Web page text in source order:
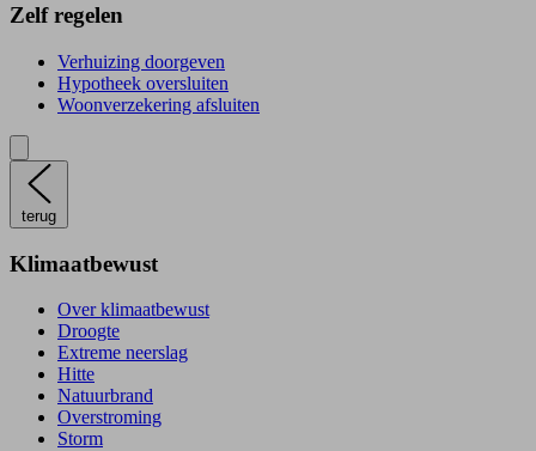
Zelf regelen
Verhuizing doorgeven
Hypotheek oversluiten
Woonverzekering afsluiten
terug
Klimaatbewust
Over klimaatbewust
Droogte
Extreme neerslag
Hitte
Natuurbrand
Overstroming
Storm